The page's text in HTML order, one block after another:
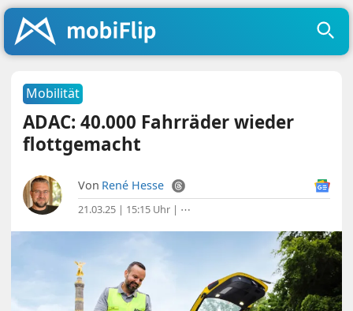
Mobilität
ADAC: 40.000 Fahrräder wieder
flottgemacht
Von René Hesse
21.03.25 | 15:15 Uhr | ⋯